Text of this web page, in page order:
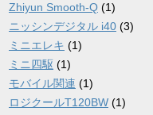
Zhiyun Smooth-Q (1)
ニッシンデジタル i40 (3)
ミニエレキ (1)
ミニ四駆 (1)
モバイル関連 (1)
ロジクールT120BW (1)